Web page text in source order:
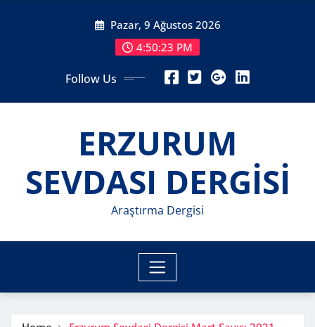
Pazar, 9 Ağustos 2026
4:50:24 PM
Follow Us
ERZURUM
SEVDASI DERGİSİ
Araştırma Dergisi